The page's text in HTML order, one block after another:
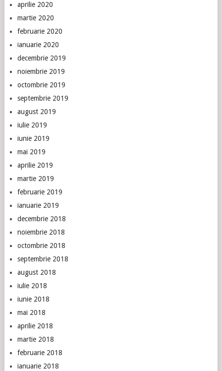
aprilie 2020
martie 2020
februarie 2020
ianuarie 2020
decembrie 2019
noiembrie 2019
octombrie 2019
septembrie 2019
august 2019
iulie 2019
iunie 2019
mai 2019
aprilie 2019
martie 2019
februarie 2019
ianuarie 2019
decembrie 2018
noiembrie 2018
octombrie 2018
septembrie 2018
august 2018
iulie 2018
iunie 2018
mai 2018
aprilie 2018
martie 2018
februarie 2018
ianuarie 2018